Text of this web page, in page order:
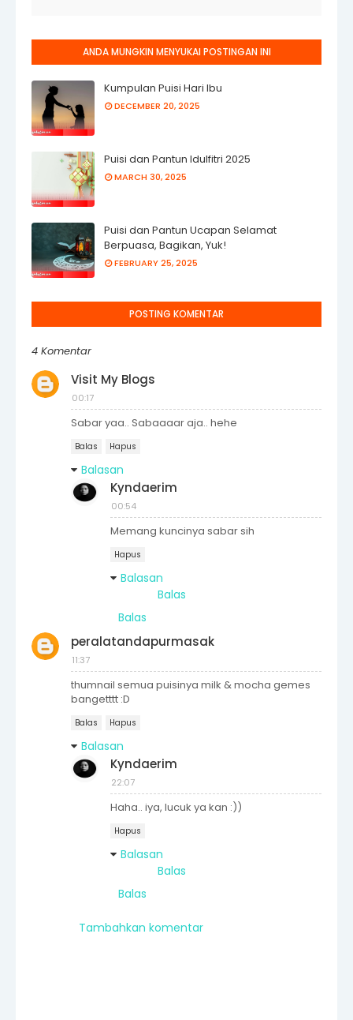
ANDA MUNGKIN MENYUKAI POSTINGAN INI
Kumpulan Puisi Hari Ibu
DECEMBER 20, 2025
Puisi dan Pantun Idulfitri 2025
MARCH 30, 2025
Puisi dan Pantun Ucapan Selamat
Berpuasa, Bagikan, Yuk!
FEBRUARY 25, 2025
POSTING KOMENTAR
4 Komentar
Visit My Blogs
00:17
Sabar yaa.. Sabaaaar aja.. hehe
Balas Hapus
Balasan
Kyndaerim
00:54
Memang kuncinya sabar sih
Hapus
Balasan
Balas
Balas
peralatandapurmasak
11:37
thumnail semua puisinya milk & mocha gemes
bangetttt :D
Balas Hapus
Balasan
Kyndaerim
22:07
Haha.. iya, lucuk ya kan :))
Hapus
Balasan
Balas
Balas
Tambahkan komentar